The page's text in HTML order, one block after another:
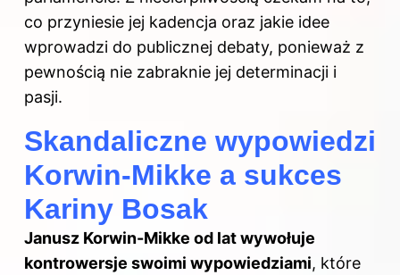
co przyniesie jej kadencja oraz jakie idee
wprowadzi do publicznej debaty, ponieważ z
pewnością nie zabraknie jej determinacji i
pasji.
Skandaliczne wypowiedzi
Korwin-Mikke a sukces
Kariny Bosak
Janusz Korwin-Mikke od lat wywołuje
kontrowersje swoimi wypowiedziami, które